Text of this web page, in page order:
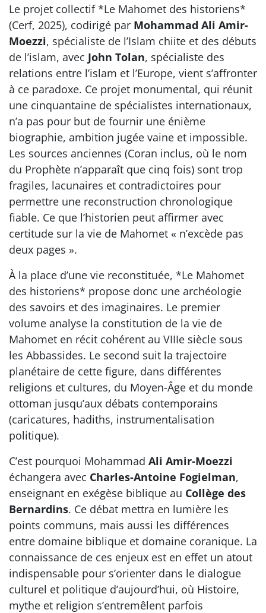
Le projet collectif *Le Mahomet des historiens*
(Cerf, 2025), codirigé par Mohammad Ali Amir-
Moezzi, spécialiste de l’Islam chiite et des débuts
de l’islam, avec John Tolan, spécialiste des
relations entre l’islam et l’Europe, vient s’affronter
à ce paradoxe. Ce projet monumental, qui réunit
une cinquantaine de spécialistes internationaux,
n’a pas pour but de fournir une énième
biographie, ambition jugée vaine et impossible.
Les sources anciennes (Coran inclus, où le nom
du Prophète n’apparaît que cinq fois) sont trop
fragiles, lacunaires et contradictoires pour
permettre une reconstruction chronologique
fiable. Ce que l’historien peut affirmer avec
certitude sur la vie de Mahomet « n’excède pas
deux pages ».
À la place d’une vie reconstituée, *Le Mahomet
des historiens* propose donc une archéologie
des savoirs et des imaginaires. Le premier
volume analyse la constitution de la vie de
Mahomet en récit cohérent au VIIIe siècle sous
les Abbassides. Le second suit la trajectoire
planétaire de cette figure, dans différentes
religions et cultures, du Moyen-Âge et du monde
ottoman jusqu’aux débats contemporains
(caricatures, hadiths, instrumentalisation
politique).
C’est pourquoi Mohammad Ali Amir-Moezzi
échangera avec Charles-Antoine Fogielman,
enseignant en exégèse biblique au Collège des
Bernardins. Ce débat mettra en lumière les
points communs, mais aussi les différences
entre domaine biblique et domaine coranique. La
connaissance de ces enjeux est en effet un atout
indispensable pour s’orienter dans le dialogue
culturel et politique d’aujourd’hui, où Histoire,
mythe et religion s’entremêlent parfois